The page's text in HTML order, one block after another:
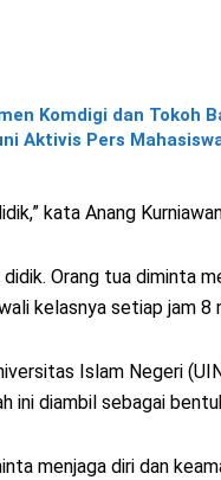
Komdigi dan Tokoh
Aktivis Pers
kata Anang
Orang tua diminta
kelasnya setiap jam
Islam Negeri
diambil sebagai
menjaga diri dan